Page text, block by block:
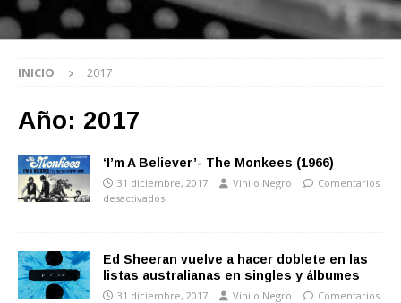
INICIO 2017
Año: 2017
‘I’m A Believer’- The Monkees (1966)
31 diciembre, 2017 Vinilo Negro
Comentarios
desactivados
Ed Sheeran vuelve a hacer doblete en las
listas australianas en singles y álbumes
31 diciembre, 2017 Vinilo Negro
Comentarios